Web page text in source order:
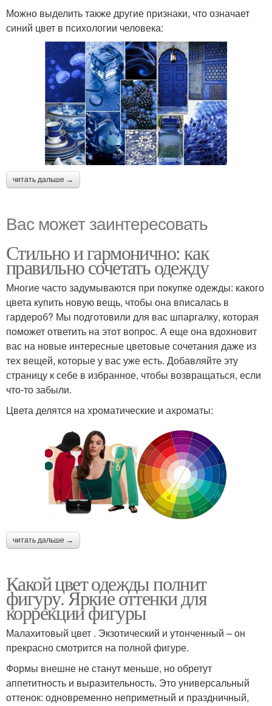
Можно выделить также другие признаки, что означает
синий цвет в психологии человека:
читать дальше →
Вас может заинтересовать
Стильно и гармонично: как
правильно сочетать одежду
Многие часто задумываются при покупке одежды: какого
цвета купить новую вещь, чтобы она вписалась в
гардероб? Мы подготовили для вас шпаргалку, которая
поможет ответить на этот вопрос. А еще она вдохновит
вас на новые интересные цветовые сочетания даже из
тех вещей, которые у вас уже есть. Добавляйте эту
страницу к себе в избранное, чтобы возвращаться, если
что-то забыли.
Цвета делятся на хроматические и ахроматы:
читать дальше →
Какой цвет одежды полнит
фигуру. Яркие оттенки для
коррекции фигуры
Малахитовый цвет . Экзотический и утонченный – он
прекрасно смотрится на полной фигуре.
Формы внешне не станут меньше, но обретут
аппетитность и выразительность. Это универсальный
оттенок: одновременно неприметный и праздничный,